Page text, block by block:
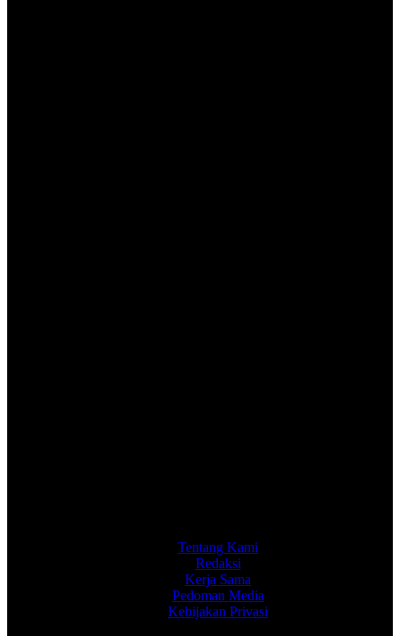
Tentang Kami
Redaksi
Kerja Sama
Pedoman Media
Kebijakan Privasi